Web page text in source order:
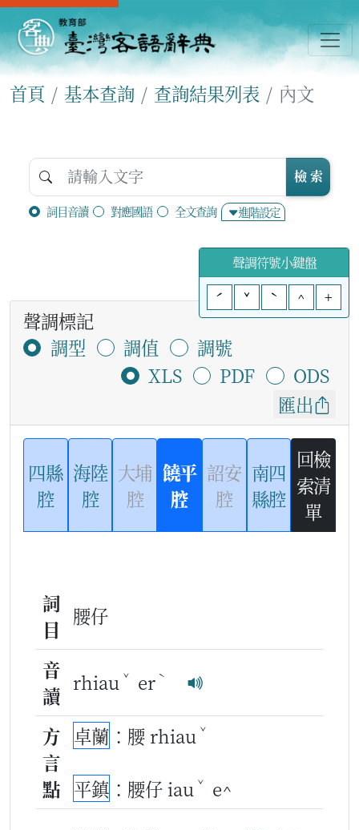
首頁 基本查詢 查詢結果列表 內文
詞目音讀 對應國語 全文查詢 進階設定
檢 索
聲調符號小鍵盤
ˊ
ˇ ˋ ^ +
聲調標記
調型
調值
調號
XLS
PDF
ODS
匯出
四縣
腔
海陸
腔
大埔
腔
饒平
腔
詔安
腔
南四
縣腔
回檢
索清
單
詞
目
腰仔
音
讀
rhiau ˇ er ˋ
方
言
點
卓蘭 ：腰 rhiau ˇ
平鎮 ：腰仔 iau ˇ e^